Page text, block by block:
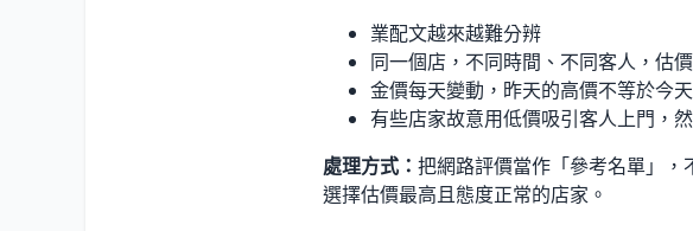
業配文越來越難分辨
同一個店，不同時間、不同客人，估
金價每天變動，昨天的高價不等於今天
有些店家故意用低價吸引客人上門，
處理方式： 把網路評價當作「參考名單」
選擇估價最高且態度正常的店家。